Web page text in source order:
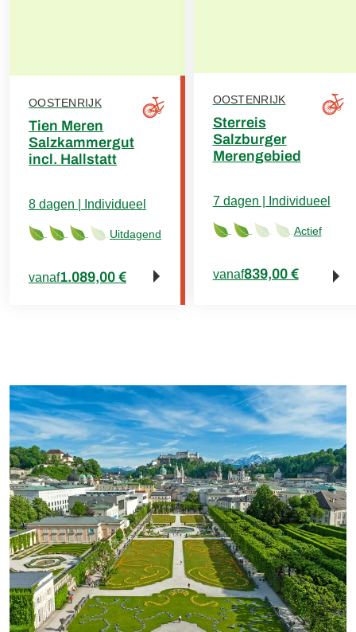
OOSTENRIJK
Tien Meren
Salzkammergut
incl. Hallstatt
Uitdagend
8 dagen | Individueel
vanaf1.089,00 €
OOSTENRIJK
Sterreis
Salzburger
Merengebied
Actief
7 dagen | Individueel
vanaf839,00 €